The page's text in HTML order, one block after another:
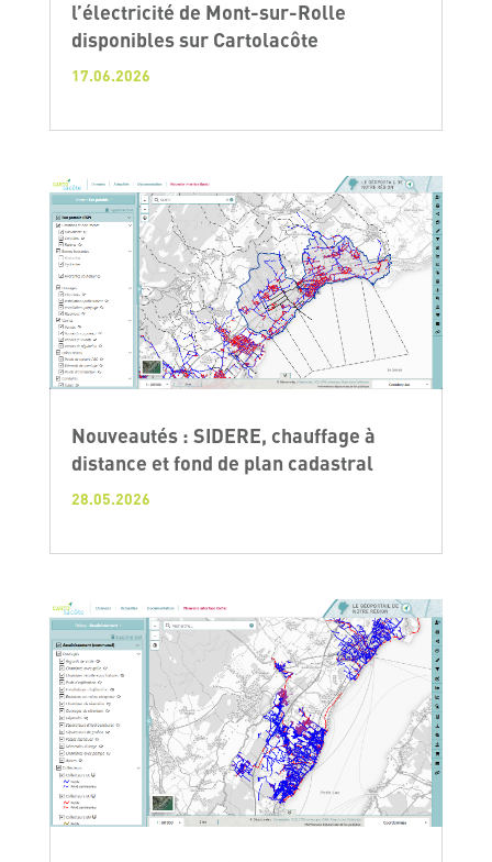
l’électricité de Mont-sur-Rolle
disponibles sur Cartolacôte
17.06.2026
Nouveautés : SIDERE, chauffage à
distance et fond de plan cadastral
28.05.2026